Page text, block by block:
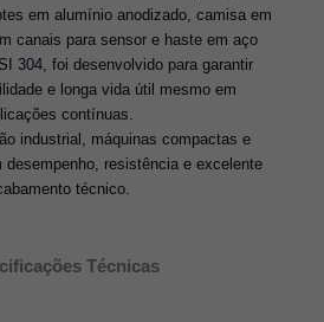
em alumínio anodizado, camisa em
canais para sensor e haste em aço
304, foi desenvolvido para garantir
e longa vida útil mesmo em
contínuas.
industrial, máquinas compactas e
resistência e excelente
técnico.
Técnicas